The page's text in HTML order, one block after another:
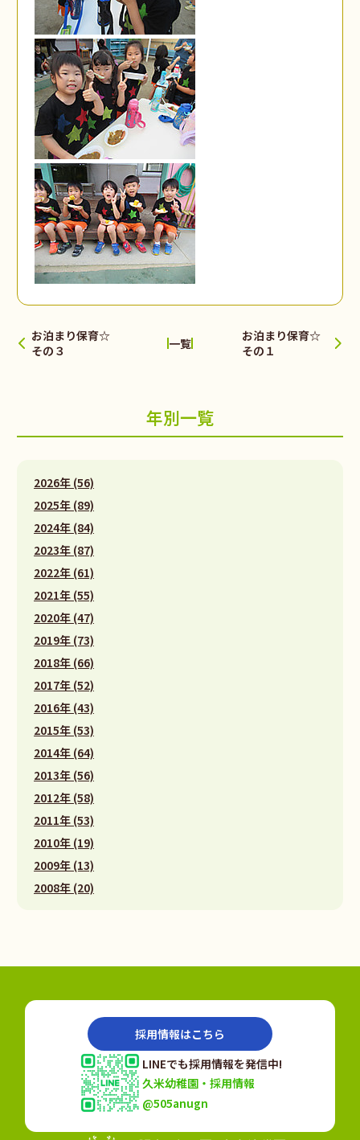
お泊まり保育☆
その３
一覧
お泊まり保育☆
その１
年別一覧
2026年 (56)
2025年 (89)
2024年 (84)
2023年 (87)
2022年 (61)
2021年 (55)
2020年 (47)
2019年 (73)
2018年 (66)
2017年 (52)
2016年 (43)
2015年 (53)
2014年 (64)
2013年 (56)
2012年 (58)
2011年 (53)
2010年 (19)
2009年 (13)
2008年 (20)
採用情報はこちら
LINEでも採用情報を発信中!
久米幼稚園・採用情報
@505anugn